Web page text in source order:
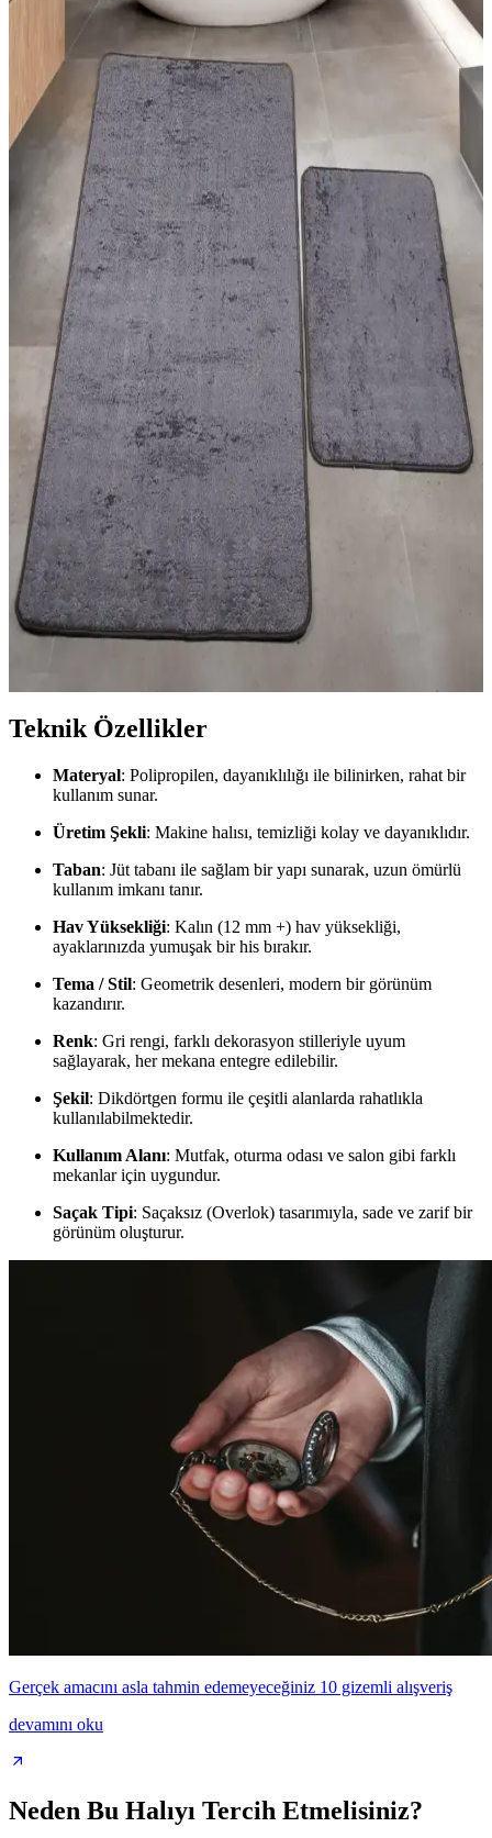
Halıların dekorasyondaki önemi, renk ve doku uyumu, uygulama
teknikleri ve malzeme seçimleriyle mekanlara estetik ve
fonksiyonellik kazandırma yolları anlatılıyor.
Yatak Odası Dekorasyonunda Modern Halı
Modelleri ve Uygun Seçim İpuçları
Yatak odası dekorasyonunda modern halıların özellikleri, renk ve
desen uyumu, kullanım önerileri ve seçim ipuçlarıyla şık ve
fonksiyonel alanlar yaratın.
Halise Home Halı: Kaliteli ve Estetik Halı
Seçenekleri ile Mekânlarınızı Güzelleştirin
Halise Home Halı, çeşitli desen ve renk seçenekleriyle dayanıklı ve
bakım kolay halılar sunarak yaşam alanlarınızı estetik ve konforlu
hale getirir.
Halı ve Kilim Seçimiyle Estetik ve Fonksiyonel İç
Mekan Dekorasyonu Rehberi
Halı ve kilimler, iç mekanlara sıcaklık ve karakter katar. Malzeme,
desen ve kullanım alanlarına göre doğru seçim yaparak yaşam
alanlarınızı estetik ve fonksiyonel hale getirin.
Banyo Güvenliği ve Estetiği İçin 2'li Paspas Seçimi
ve Bakım İpuçları
Banyo paspasları, kaymaz taban ve su emici özellikleriyle güvenlik
ve hijyen sağlar. 2'li modeller, estetik ve fonksiyonellik sunar,
Teknik Özellikler
Materyal: Polipropilen, dayanıklılığı ile bilinirken, rahat bir
kullanım sunar.
Üretim Şekli: Makine halısı, temizliği kolay ve dayanıklıdır.
Taban: Jüt tabanı ile sağlam bir yapı sunarak, uzun ömürlü
kullanım imkanı tanır.
Hav Yüksekliği: Kalın (12 mm +) hav yüksekliği,
ayaklarınızda yumuşak bir his bırakır.
Tema / Stil: Geometrik desenleri, modern bir görünüm
kazandırır.
Renk: Gri rengi, farklı dekorasyon stilleriyle uyum
sağlayarak, her mekana entegre edilebilir.
Şekil: Dikdörtgen formu ile çeşitli alanlarda rahatlıkla
kullanılabilmektedir.
Kullanım Alanı: Mutfak, oturma odası ve salon gibi farklı
mekanlar için uygundur.
Saçak Tipi: Saçaksız (Overlok) tasarımıyla, sade ve zarif bir
görünüm oluşturur.
Gerçek amacını asla tahmin edemeyeceğiniz 10 gizemli alışveriş
devamını oku
Neden Bu Halıyı Tercih Etmelisiniz?